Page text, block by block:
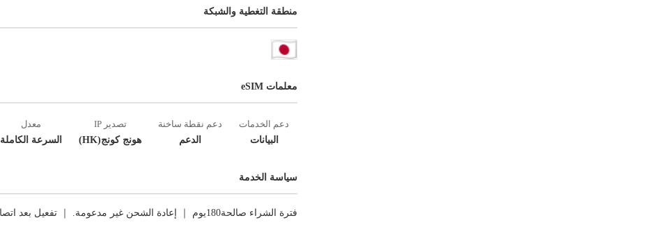
منطقة التغطية والشبكة
معلمات eSIM
دعم الخدمات
البيانات
دعم نقطة ساخنة
الدعم
تصدير IP
هونج كونج(HK)
معدل
السرعة الكاملة
سياسة الخدمة
فترة الشراء صالحة180يوم ｜ إعادة الشحن غير مدعومة. ｜ تفعيل بعد اتصال الشبكة الأول ｜ العوائد غير مدعومة.